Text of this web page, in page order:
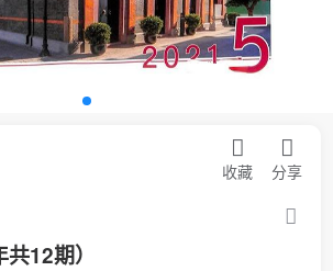
收藏 分享
12期）